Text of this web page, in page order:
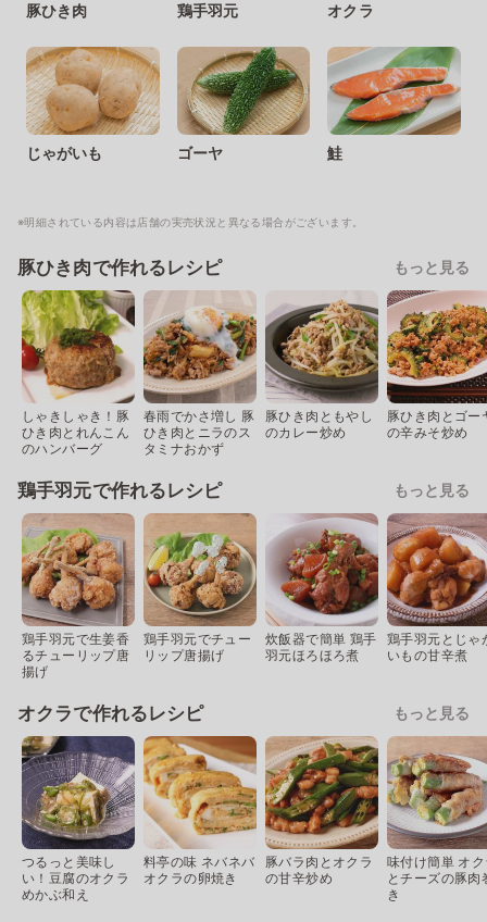
豚ひき肉 鶏手羽元 オクラ
じゃがいも ゴーヤ 鮭
※明細されている内容は店舗の実売状況と異なる場合がございます。
豚ひき肉で作れるレシピ もっと見る
しゃきしゃき！豚
ひき肉とれんこん
のハンバーグ
春雨でかさ増し 豚
ひき肉とニラのス
タミナおかず
豚ひき肉ともやし
のカレー炒め
豚ひき肉とゴー
の辛みそ炒め
鶏手羽元で作れるレシピ もっと見る
鶏手羽元で生姜香
るチューリップ唐
揚げ
鶏手羽元でチュー
リップ唐揚げ
炊飯器で簡単 鶏手
羽元ほろほろ煮
鶏手羽元とじゃ
いもの甘辛煮
オクラで作れるレシピ もっと見る
つるっと美味し
い！豆腐のオクラ
めかぶ和え
料亭の味 ネバネバ
オクラの卵焼き
豚バラ肉とオクラ
の甘辛炒め
味付け簡単 オ
とチーズの豚肉
き